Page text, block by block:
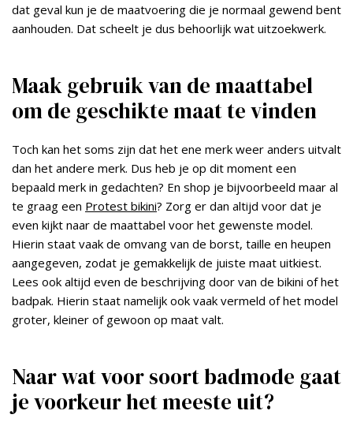
dat geval kun je de maatvoering die je normaal gewend bent
aanhouden. Dat scheelt je dus behoorlijk wat uitzoekwerk.
Maak gebruik van de maattabel
om de geschikte maat te vinden
Toch kan het soms zijn dat het ene merk weer anders uitvalt
dan het andere merk. Dus heb je op dit moment een
bepaald merk in gedachten? En shop je bijvoorbeeld maar al
te graag een Protest bikini? Zorg er dan altijd voor dat je
even kijkt naar de maattabel voor het gewenste model.
Hierin staat vaak de omvang van de borst, taille en heupen
aangegeven, zodat je gemakkelijk de juiste maat uitkiest.
Lees ook altijd even de beschrijving door van de bikini of het
badpak. Hierin staat namelijk ook vaak vermeld of het model
groter, kleiner of gewoon op maat valt.
Naar wat voor soort badmode gaat
je voorkeur het meeste uit?